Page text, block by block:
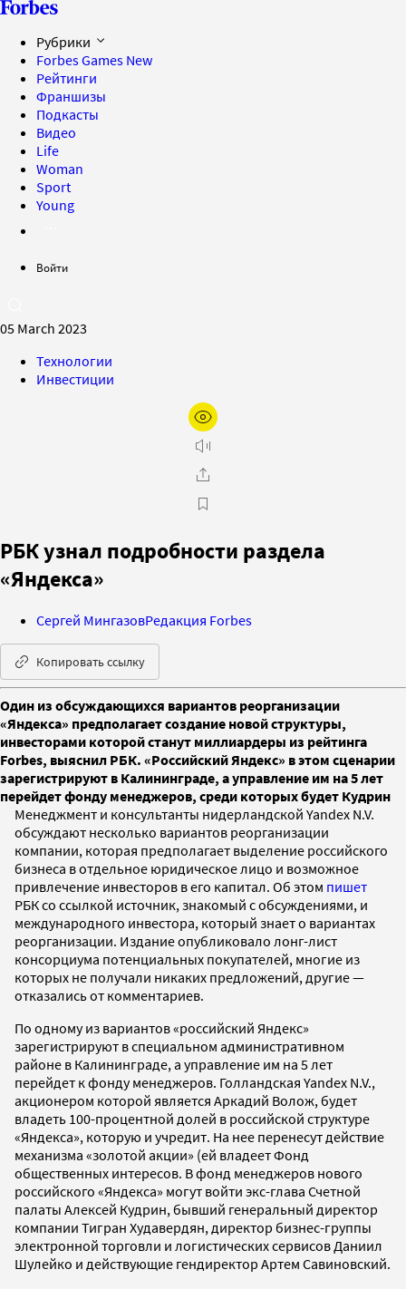
Рубрики
Forbes Games New
Рейтинги
Франшизы
Подкасты
Видео
Life
Woman
Sport
Young
Войти
05 March 2023
Технологии
Инвестиции
РБК узнал подробности раздела
«Яндекса»
Сергей МингазовРедакция Forbes
Копировать ссылку
Один из обсуждающихся вариантов реорганизации
«Яндекса» предполагает создание новой структуры,
инвесторами которой станут миллиардеры из рейтинга
Forbes, выяснил РБК. «Российский Яндекс» в этом сценарии
зарегистрируют в Калининграде, а управление им на 5 лет
перейдет фонду менеджеров, среди которых будет Кудрин
Менеджмент и консультанты нидерландской Yandex N.V.
обсуждают несколько вариантов реорганизации
компании, которая предполагает выделение российского
бизнеса в отдельное юридическое лицо и возможное
привлечение инвесторов в его капитал. Об этом пишет
РБК со ссылкой источник, знакомый с обсуждениями, и
международного инвестора, который знает о вариантах
реорганизации. Издание опубликовало лонг-лист
консорциума потенциальных покупателей, многие из
которых не получали никаких предложений, другие —
отказались от комментариев.
По одному из вариантов «российский Яндекс»
зарегистрируют в специальном административном
районе в Калининграде, а управление им на 5 лет
перейдет к фонду менеджеров. Голландская Yandex N.V.,
акционером которой является Аркадий Волож, будет
владеть 100-процентной долей в российской структуре
«Яндекса», которую и учредит. На нее перенесут действие
механизма «золотой акции» (ей владеет Фонд
общественных интересов. В фонд менеджеров нового
российского «Яндекса» могут войти экс-глава Счетной
палаты Алексей Кудрин, бывший генеральный директор
компании Тигран Худавердян, директор бизнес-группы
электронной торговли и логистических сервисов Даниил
Шулейко и действующие гендиректор Артем Савиновский.